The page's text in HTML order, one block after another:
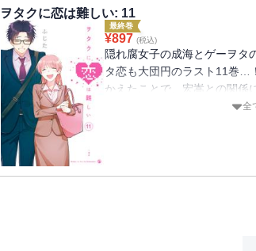
ヲタクに恋は難しい: 11
最終巻
¥897 (税込)
隠れ腐女子の成海とゲーヲタ
タ恋も大団円のラスト11巻
かえたことで、宏嵩との関
下ろしでは、成海と宏嵩の子
ます！！
全